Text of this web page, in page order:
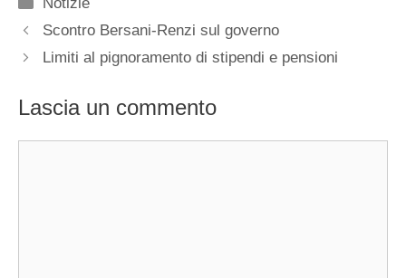
Notizie
Scontro Bersani-Renzi sul governo
Limiti al pignoramento di stipendi e pensioni
Lascia un commento